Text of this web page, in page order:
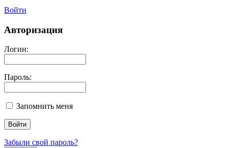
Войти
Авторизация
Логин:
Пароль:
Запомнить меня
Забыли свой пароль?